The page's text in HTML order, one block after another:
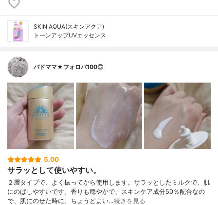
SKIN AQUA(スキンアクア)
トーンアップUVエッセンス
バドママ★フォロバ100◎
5.00
サラッとして使いやすい。
２層タイプで、よく振ってから使用します。サラッとしたミルクで、肌
にのばしやすいです。香りも穏やかで、スキンケア成分50％配合なの
で、肌にのせた時に、ちょうどよい…続きを見る